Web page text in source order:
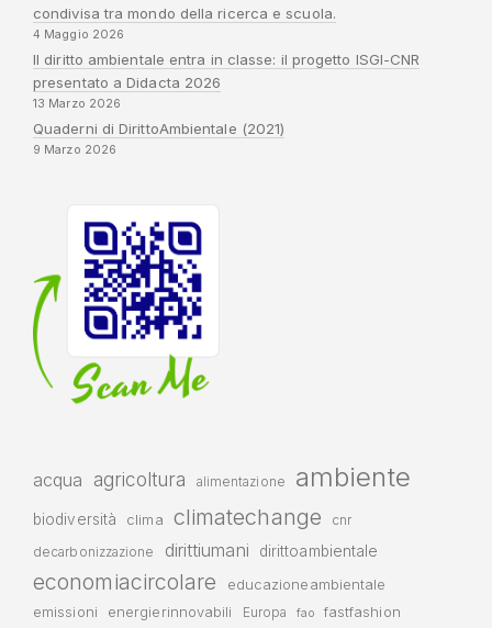
condivisa tra mondo della ricerca e scuola.
4 Maggio 2026
Il diritto ambientale entra in classe: il progetto ISGI-CNR
presentato a Didacta 2026
13 Marzo 2026
Quaderni di DirittoAmbientale (2021)
9 Marzo 2026
acqua agricoltura alimentazione ambiente
biodiversità clima climatechange cnr
decarbonizzazione dirittiumani dirittoambientale
economiacircolare
educazioneambientale
emissioni
energierinnovabili Europa fao fastfashion